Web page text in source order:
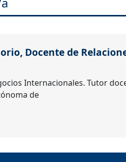
Docente de
Internacionales. Tutor
de